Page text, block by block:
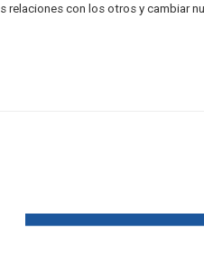
relaciones con los otros y